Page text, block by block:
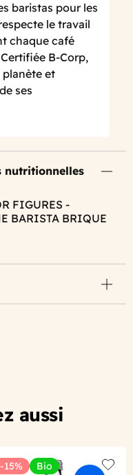
baristas pour les
le travail
chaque café
B-Corp,
planète et
ses
nutritionnelles
FIGURES -
BARISTA BRIQUE
aussi
-15% Bio